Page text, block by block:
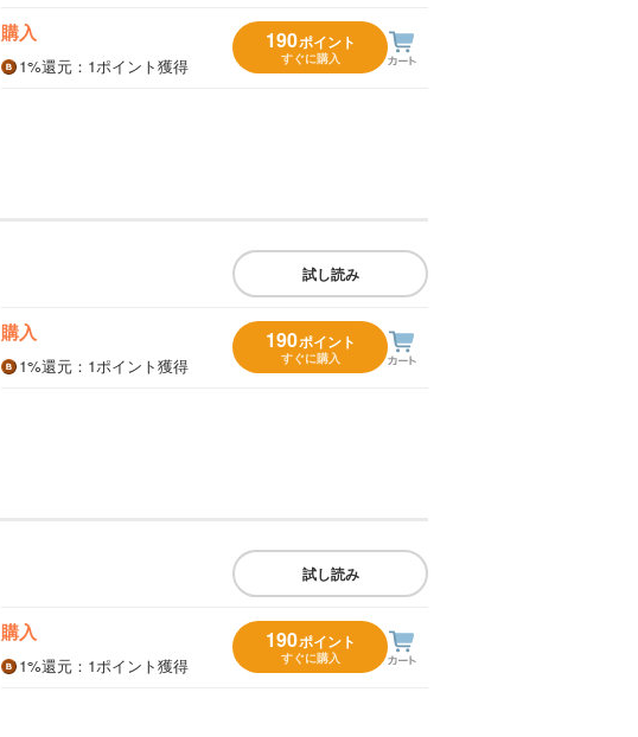
購入
1%還元 ：1ポイント獲得
190ポイント
すぐに購入
試し読み
購入
1%還元 ：1ポイント獲得
190ポイント
すぐに購入
試し読み
購入
1%還元 ：1ポイント獲得
190ポイント
すぐに購入